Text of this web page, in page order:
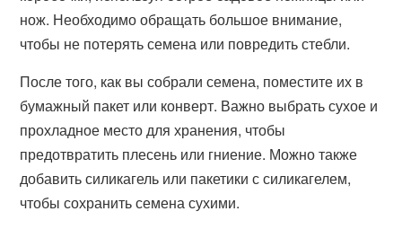
нож. Необходимо обращать большое внимание,
чтобы не потерять семена или повредить стебли.
После того, как вы собрали семена, поместите их в
бумажный пакет или конверт. Важно выбрать сухое и
прохладное место для хранения, чтобы
предотвратить плесень или гниение. Можно также
добавить силикагель или пакетики с силикагелем,
чтобы сохранить семена сухими.